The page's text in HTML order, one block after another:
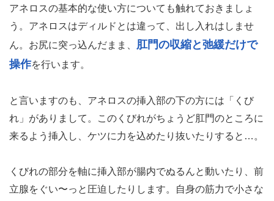
アネロスの基本的な使い方についても触れておきましょ
う。アネロスはディルドとは違って、出し入れはしませ
ん。お尻に突っ込んだまま、 肛門の収縮と弛緩だけで
操作を行います。
と言いますのも、アネロスの挿入部の下の方には「くび
れ」がありまして。このくびれがちょうど肛門のところに
来るよう挿入し、ケツに力を込めたり抜いたりすると…。
くびれの部分を軸に挿入部が腸内でぬるんと動いたり、前
立腺をぐい〜っと圧迫したりします。自身の筋力で小さな